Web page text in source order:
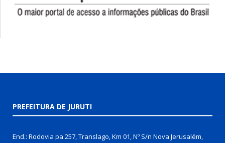
PREFEITURA DE JURUTI
End.: Rodovia pa 257, Translago, Km 01, Nº S/n Nova Jerusalém,